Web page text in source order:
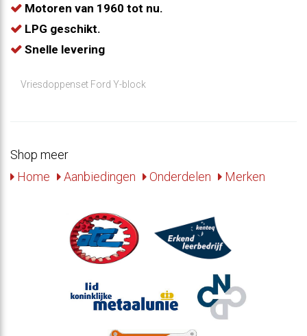
Motoren van 1960 tot nu.
LPG geschikt.
Snelle levering
Vriesdoppenset Ford Y-block
Shop meer
Home
Aanbiedingen Onderdelen Merken